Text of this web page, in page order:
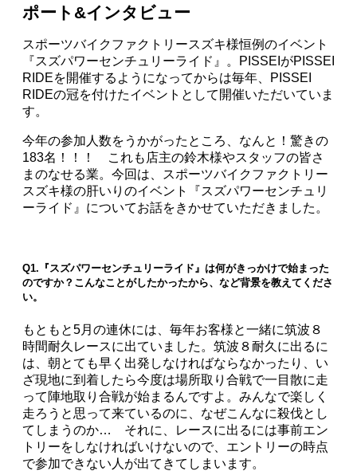
ポート&インタビュー
スポーツバイクファクトリースズキ様恒例のイベント
『スズパワーセンチュリーライド』。PISSEIがPISSEI
RIDEを開催するようになってからは毎年、PISSEI
RIDEの冠を付けたイベントとして開催いただいていま
す。
今年の参加人数をうかがったところ、なんと！驚きの
183名！！！ これも店主の鈴木様やスタッフの皆さ
まのなせる業。今回は、スポーツバイクファクトリー
スズキ様の肝いりのイベント『スズパワーセンチュリ
ーライド』についてお話をきかせていただきました。
Q1.『スズパワーセンチュリーライド』は何がきっかけで始まった
のですか？こんなことがしたかったから、など背景を教えてくださ
い。
もともと5月の連休には、毎年お客様と一緒に筑波８
時間耐久レースに出ていました。筑波８耐久に出るに
は、朝とても早く出発しなければならなかったり、い
ざ現地に到着したら今度は場所取り合戦で一目散に走
って陣地取り合戦が始まるんですよ。みんなで楽しく
走ろうと思って来ているのに、なぜこんなに殺伐とし
てしまうのか… それに、レースに出るには事前エン
トリーをしなければいけないので、エントリーの時点
で参加できない人が出てきてしまいます。